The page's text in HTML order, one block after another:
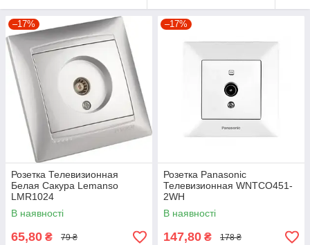
–17%
Розетка Телевизионная
Белая Сакура Lemanso
LMR1024
В наявності
65,80 ₴ 79 ₴
–17%
Розетка Panasonic
Телевизионная WNTCO451-
2WH
В наявності
147,80 ₴ 178 ₴